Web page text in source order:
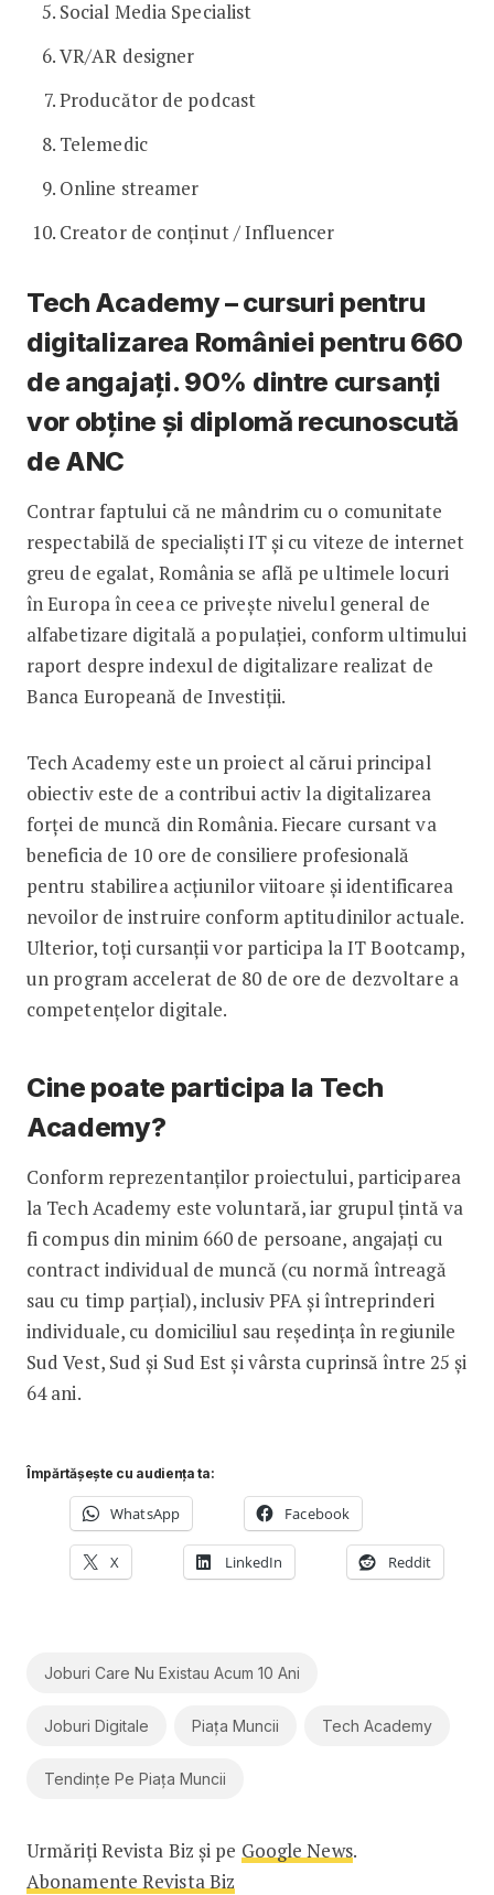
Social Media Specialist
VR/AR designer
Producător de podcast
Telemedic
Online streamer
Creator de conținut / Influencer
Tech Academy – cursuri pentru
digitalizarea României pentru 660
de angajați. 90% dintre cursanți
vor obține și diplomă recunoscută
de ANC
Contrar faptului că ne mândrim cu o comunitate
respectabilă de specialişti IT și cu viteze de internet
greu de egalat, România se află pe ultimele locuri
în Europa în ceea ce priveşte nivelul general de
alfabetizare digitală a populaţiei, conform ultimului
raport despre indexul de digitalizare realizat de
Banca Europeană de Investiţii.
Tech Academy este un proiect al cărui principal
obiectiv este de a contribui activ la digitalizarea
forței de muncă din România. Fiecare cursant va
beneficia de 10 ore de consiliere profesională
pentru stabilirea acțiunilor viitoare și identificarea
nevoilor de instruire conform aptitudinilor actuale.
Ulterior, toți cursanții vor participa la IT Bootcamp,
un program accelerat de 80 de ore de dezvoltare a
competențelor digitale.
Cine poate participa la Tech
Academy?
Conform reprezentanților proiectului, participarea
la Tech Academy este voluntară, iar grupul țintă va
fi compus din minim 660 de persoane, angajați cu
contract individual de muncă (cu normă întreagă
sau cu timp parțial), inclusiv PFA și întreprinderi
individuale, cu domiciliul sau reședința în regiunile
Sud Vest, Sud și Sud Est și vârsta cuprinsă între 25 și
64 ani.
Împărtășește cu audiența ta:
WhatsApp Facebook
X LinkedIn Reddit
Joburi Care Nu Existau Acum 10 Ani
Joburi Digitale Piața Muncii Tech Academy
Tendințe Pe Piața Muncii
Urmăriți Revista Biz și pe Google News.
Abonamente Revista Biz